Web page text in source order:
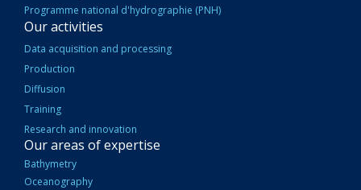
Programme national d'hydrographie (PNH)
Our activities
Data acquisition and processing
Production
Diffusion
Training
Research and innovation
Our areas of expertise
Bathymetry
Oceanography